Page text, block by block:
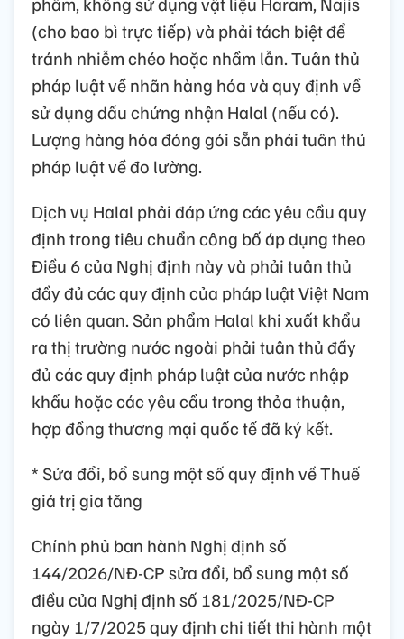
(cho bao bì trực tiếp) và phải tách biệt để
tránh nhiễm chéo hoặc nhầm lẫn. Tuân thủ
pháp luật về nhãn hàng hóa và quy định về
sử dụng dấu chứng nhận Halal (nếu có).
Lượng hàng hóa đóng gói sẵn phải tuân thủ
pháp luật về đo lường.
Dịch vụ Halal phải đáp ứng các yêu cầu quy
định trong tiêu chuẩn công bố áp dụng theo
Điều 6 của Nghị định này và phải tuân thủ
đầy đủ các quy định của pháp luật Việt Nam
có liên quan. Sản phẩm Halal khi xuất khẩu
ra thị trường nước ngoài phải tuân thủ đầy
đủ các quy định pháp luật của nước nhập
khẩu hoặc các yêu cầu trong thỏa thuận,
hợp đồng thương mại quốc tế đã ký kết.
* Sửa đổi, bổ sung một số quy định về Thuế
giá trị gia tăng
Chính phủ ban hành Nghị định số
144/2026/NĐ-CP sửa đổi, bổ sung một số
điều của Nghị định số 181/2025/NĐ-CP
ngày 1/7/2025 quy định chi tiết thi hành một